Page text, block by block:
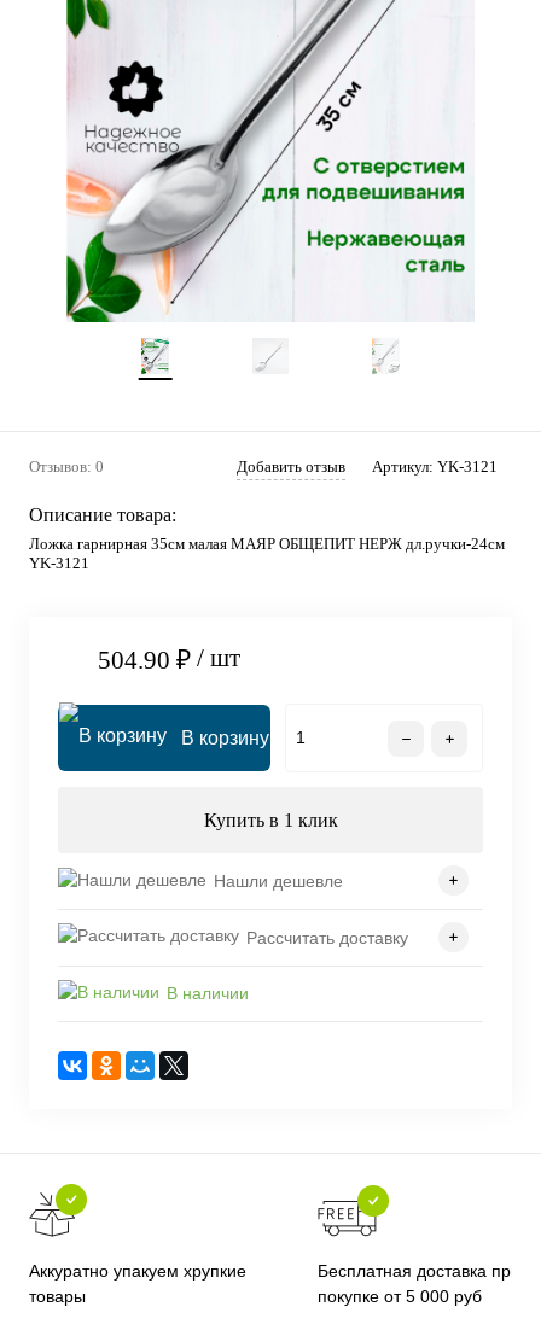
Отзывов: 0 Добавить отзыв Артикул: YK-3121
Описание товара:
Ложка гарнирная 35см малая МАЯР ОБЩЕПИТ НЕРЖ дл.ручки-24см
YK-3121
504.90 ₽ / шт
В корзину
Купить в 1 клик
Нашли дешевле
Рассчитать доставку
В наличии
Аккуратно упакуем хрупкие
товары
Бесплатная доставка при
покупке от 5 000 руб